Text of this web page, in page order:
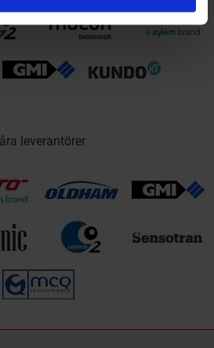
leverantörer